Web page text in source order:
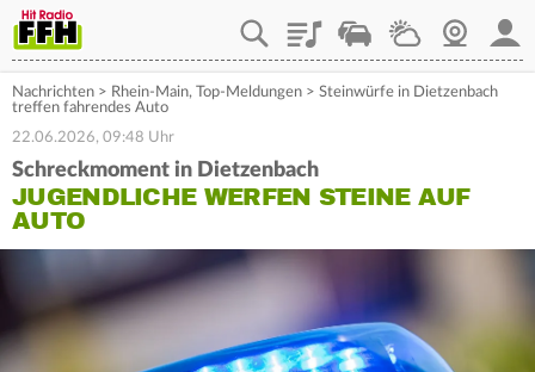
PlaylistStaupilotWetterWebcam
Nachrichten > Rhein-Main, Top-Meldungen > Steinwürfe in Dietzenbach
treffen fahrendes Auto
22.06.2026, 09:48 Uhr
Schreckmoment in Dietzenbach
JUGENDLICHE WERFEN STEINE AUF
AUTO